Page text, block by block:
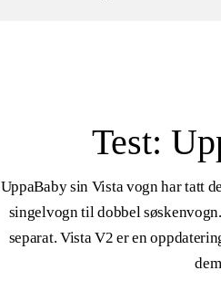
Test:
UppaBaby sin Vista vogn har tatt
singelvogn til dobbel
separat. Vista V2 er en